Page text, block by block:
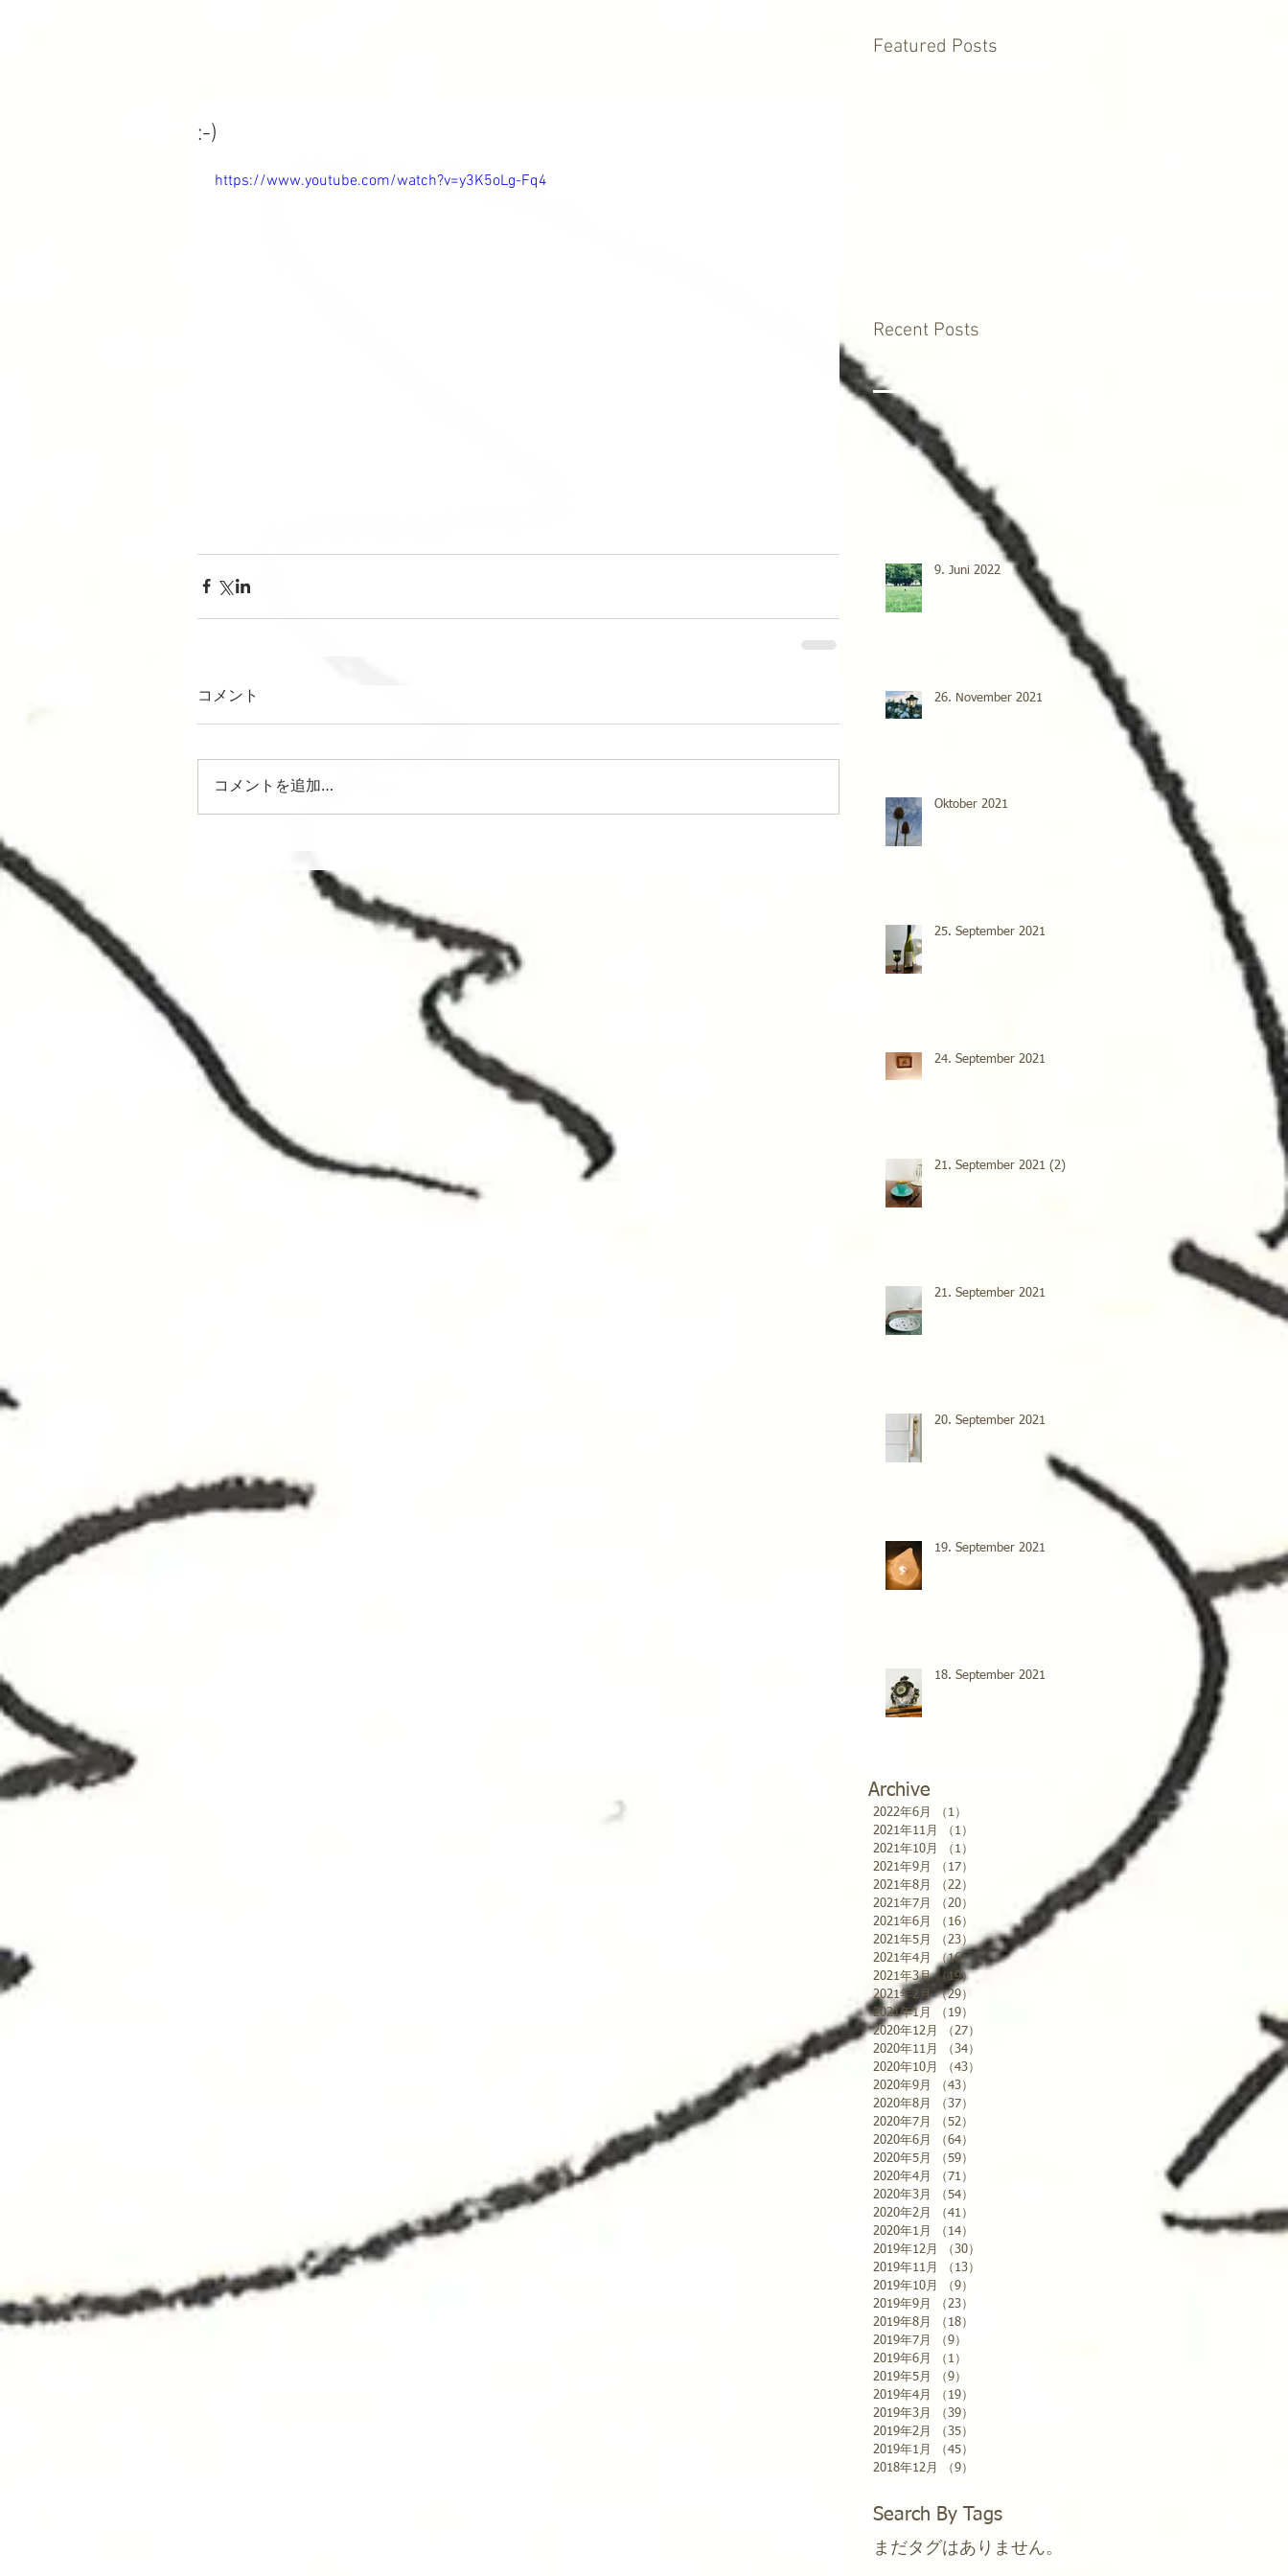
Featured Posts
:-)
https://www.youtube.com/watch?v=y3K5oLg-Fq4
コメント
コメントを追加…
Recent Posts
9. Juni 2022
26. November 2021
Oktober 2021
25. September 2021
24. September 2021
21. September 2021 (2)
21. September 2021
20. September 2021
19. September 2021
18. September 2021
Archive
2022年6月 （1）
2021年11月
（1）
2021年10月
（1）
2021年9月
（17）
2021年8月
（22）
2021年7月
（20）
20件の記事
2021年6月
（16）
16件の記事
2021年5月
（23） 23件の記事
2021年4月
（16） 16件の記事
2021年3月 （19）19件の記事
2021年2月 （29）
2021年1月
（19）
2020年12月
（27）
2020年11月
（34）
2020年10月
（43）
2020年9月
（43）
2020年8月
（37）
2020年7月
（52）
2020年6月
（64）
2020年5月
（59）
2020年4月
（71）
2020年3月
（54）
2020年2月
（41）
2020年1月
（14）
2019年12月
（30）
2019年11月
（13）
2019年10月
（9）
2019年9月
（23）
2019年8月
（18）
2019年7月
（9）
2019年6月
（1）
2019年5月
（9）
2019年4月
（19）
2019年3月
（39）
2019年2月
（35）
2019年1月
（45）
2018年12月
（9）
Search By Tags
まだタグはありません。